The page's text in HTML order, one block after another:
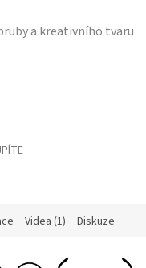
a kreativního tvaru
Videa (1) Diskuze